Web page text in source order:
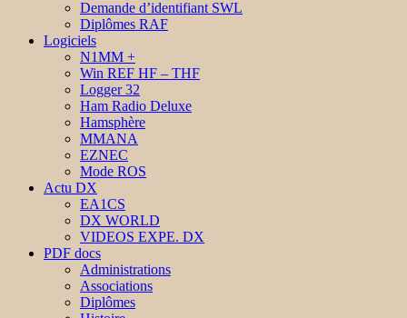
Demande d’identifiant SWL
Diplômes RAF
Logiciels
N1MM +
Win REF HF – THF
Logger 32
Ham Radio Deluxe
Hamsphère
MMANA
EZNEC
Mode ROS
Actu DX
EA1CS
DX WORLD
VIDEOS EXPE. DX
PDF docs
Administrations
Associations
Diplômes